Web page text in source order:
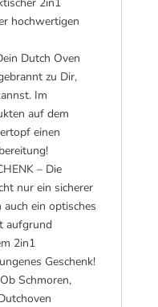
hochwertigen
Dutch Oven
zu Dir,
Im
auf dem
einen
– Die
nur ein sicherer
ein optisches
aufgrund
2in1
Geschenk!
Schmoren,